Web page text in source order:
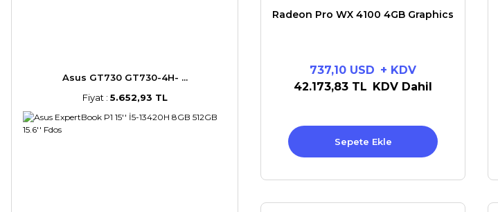
Asus GT730 GT730-4H- ...
Fiyat : 5.652,93 TL
Radeon Pro WX 4100 4GB Graphics
737,10 USD + KDV
42.173,83 TL KDV Dahil
Sepete Ekle